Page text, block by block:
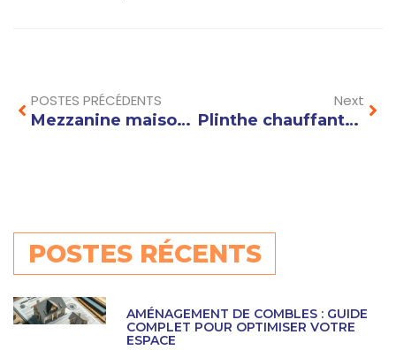
POSTES PRÉCÉDENTS
Mezzanine maison : comment optimiser l’espace et gagner en confort ?
Next
Plinthe chauffante : comment optimiser son installation pour un confort thermique maximal
POSTES RÉCENTS
AMÉNAGEMENT DE COMBLES : GUIDE
COMPLET POUR OPTIMISER VOTRE
ESPACE